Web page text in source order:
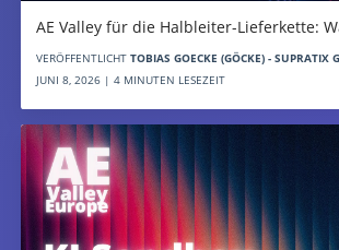
AE Valley für die Halbleiter-Lieferkette:
VERÖFFENTLICHT TOBIAS GOECKE (GÖCKE) - SUPRATIX
JUNI 8, 2026 | 4 MINUTEN LESEZEIT